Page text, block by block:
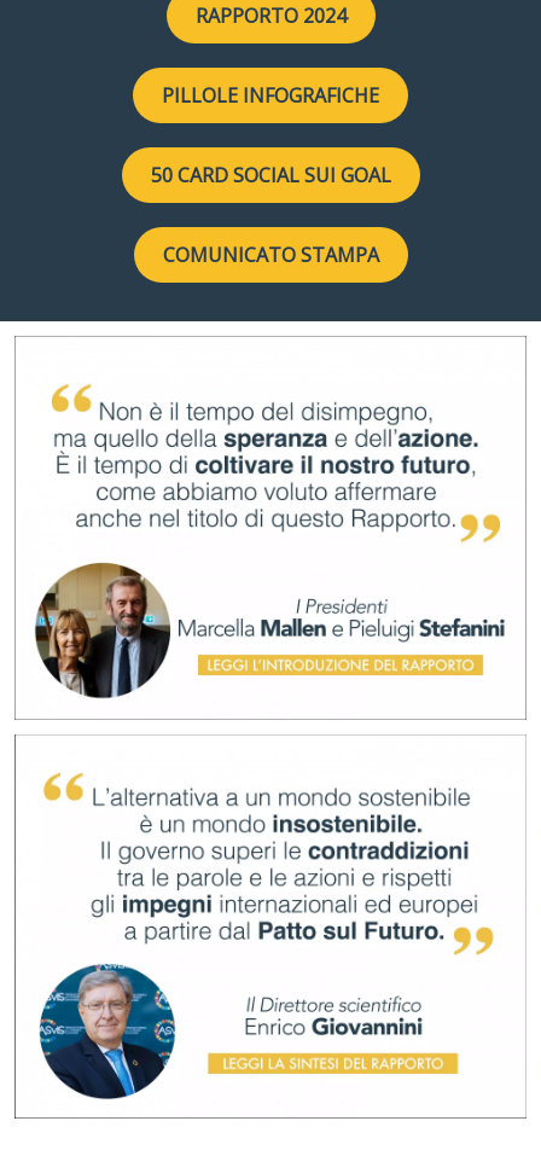
RAPPORTO 2024
PILLOLE INFOGRAFICHE
50 CARD SOCIAL SUI GOAL
COMUNICATO STAMPA